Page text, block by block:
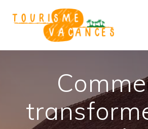
contenu